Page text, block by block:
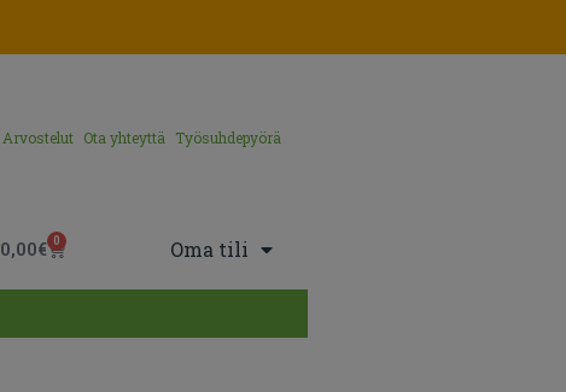
Arvostelut Ota yhteyttä Työsuhdepyörä
0,00€ 0 Oma tili